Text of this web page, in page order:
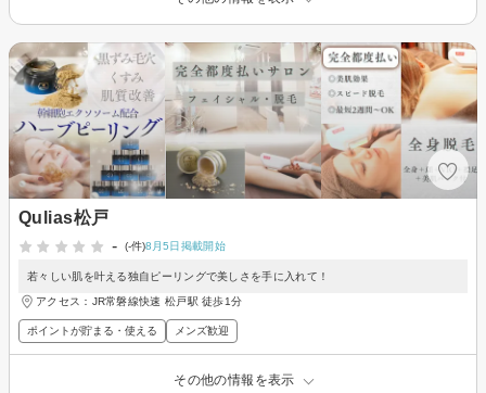
Qulias松戸
-
(-件)8月5日掲載開始
若々しい肌を叶える独自ピーリングで美しさを手に入れて！
アクセス：JR常磐線快速 松戸駅 徒歩1分
ポイントが貯まる・使える メンズ歓迎
その他の情報を表示